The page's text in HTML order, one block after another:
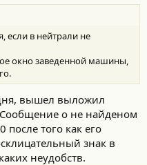
если в нейтрали не
окно заведенной машины,
вышел выложил
о не найденом
после того как его
знак в
неудобств.